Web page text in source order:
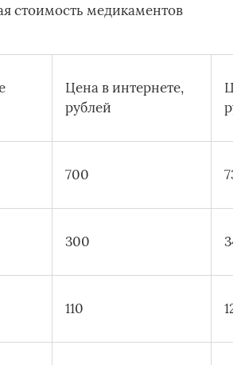
стоимость медикаментов
Цена в интернете,
рублей
700
300
110